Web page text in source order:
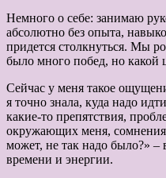
Немного о себе: занимаю
абсолютно без опыта,
придется столкнуться. Мы
было много побед, но
Сейчас у меня такое
я точно знала, куда надо
какие-то препятствия,
окружающих меня,
может, не так надо было?» –
времени и энергии.